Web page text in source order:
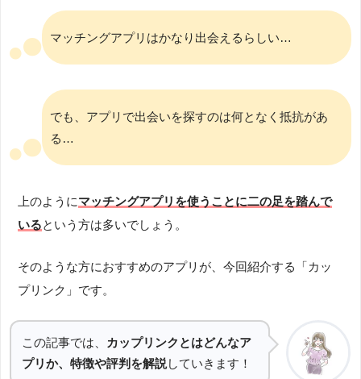
マッチングアプリはかなり出会えるらしい…
でも、アプリで出会いを探すのは何となく抵抗があ
る…
上のようにマッチングアプリを使うことに二の足を踏んで
いるという方は多いでしょう。
そのような方におすすめのアプリが、今回紹介する「カッ
プリンク」です。
この記事では、
カップリンクとはどんなア
プリか、特徴や評判を解説していきます！